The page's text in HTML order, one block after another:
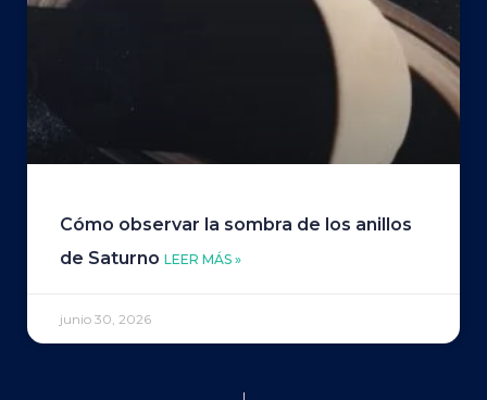
Cómo observar la sombra de los anillos
de Saturno LEER MÁS »
junio 30, 2026